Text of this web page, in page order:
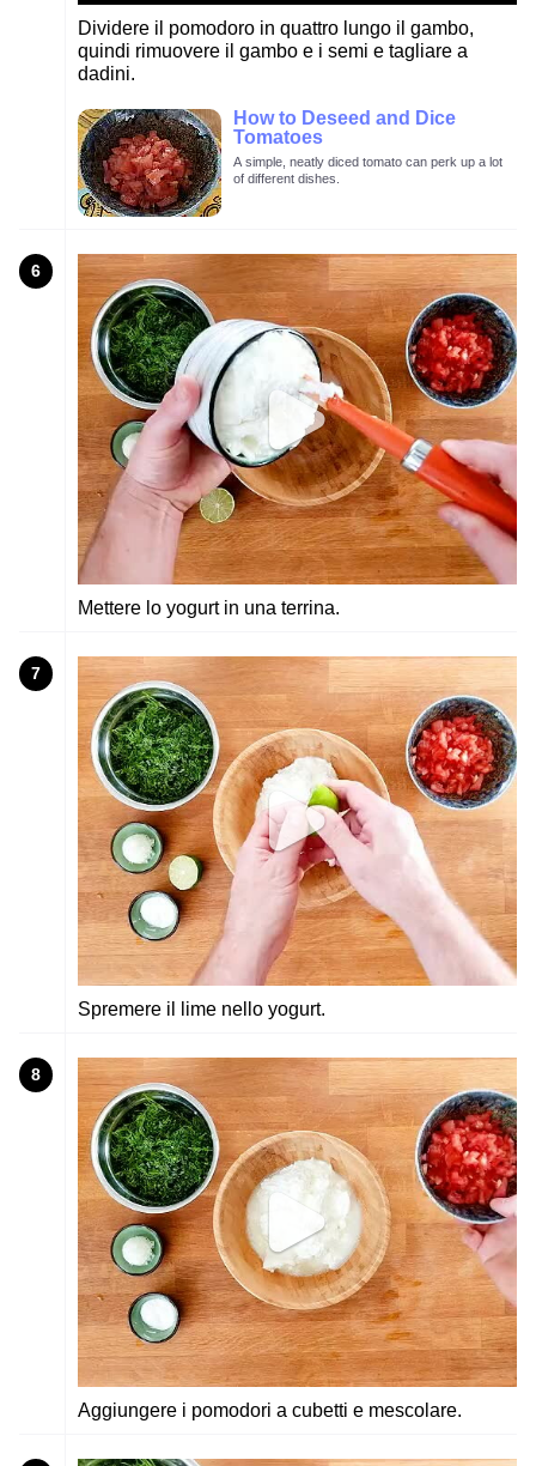
Dividere il pomodoro in quattro lungo il gambo,
quindi rimuovere il gambo e i semi e tagliare a
dadini.
How to Deseed and Dice
Tomatoes
A simple, neatly diced tomato can perk up a lot
of different dishes.
6
Mettere lo yogurt in una terrina.
7
Spremere il lime nello yogurt.
8
Aggiungere i pomodori a cubetti e mescolare.